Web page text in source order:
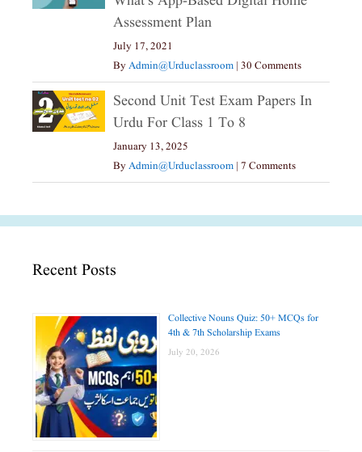
Assessment Plan
July 17, 2021
ByAdmin@urduclassroom | 30 Comments
Second Unit Test Exam Papers In
Urdu For Class 1 To 8
January 13, 2025
ByAdmin@urduclassroom | 7 Comments
Recent Posts
Collective Nouns Quiz: 50+ MCQs for
4th & 7th Scholarship Exams
July 20, 2026